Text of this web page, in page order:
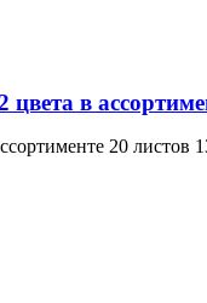
в
20 листов